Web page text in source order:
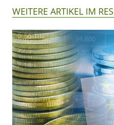
WEITERE ARTIKEL IM